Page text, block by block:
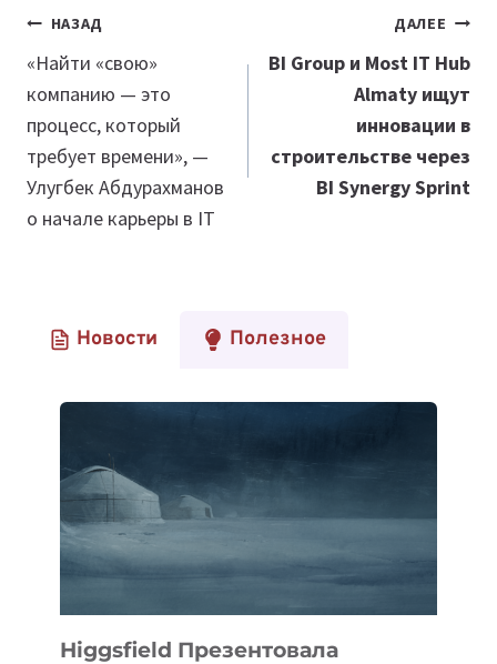
Навигация
по
записям
НАЗАД
«Найти «свою»
компанию — это
процесс, который
требует времени», —
Улугбек Абдурахманов
о начале карьеры в IT
ДАЛЕЕ
BI Group и Most IT Hub
Almaty ищут
инновации в
строительстве через
BI Synergy Sprint
Новости Полезное
Higgsfield Презентовала